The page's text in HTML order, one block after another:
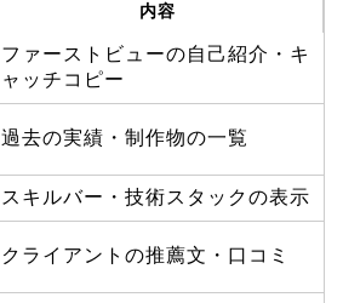
内容
ファーストビューの自己紹介・キ
ャッチコピー
過去の実績・制作物の一覧
スキルバー・技術スタックの表示
クライアントの推薦文・口コミ